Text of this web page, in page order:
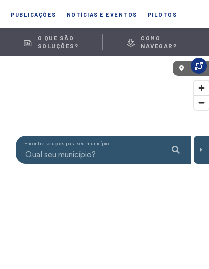
PUBLICAÇÕES NOTÍCIAS E EVENTOS PILOTOS
O QUE SÃO
SOLUÇÕES?
COMO
NAVEGAR?